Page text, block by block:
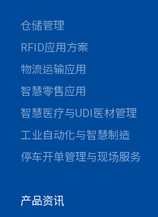
仓储管理
RFID应用方案
物流运输应用
智慧零售应用
智慧医疗与UDI医材管理
工业自动化与智慧制造
停车开单管理与现场服务
产品资讯